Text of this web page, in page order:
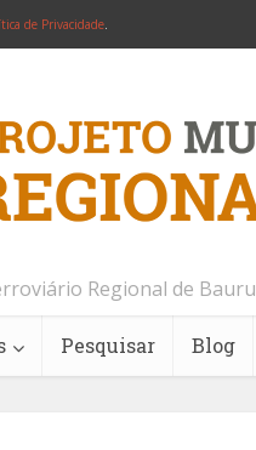
de Privacidade.
Regional de Bauru
Pesquisar Blog